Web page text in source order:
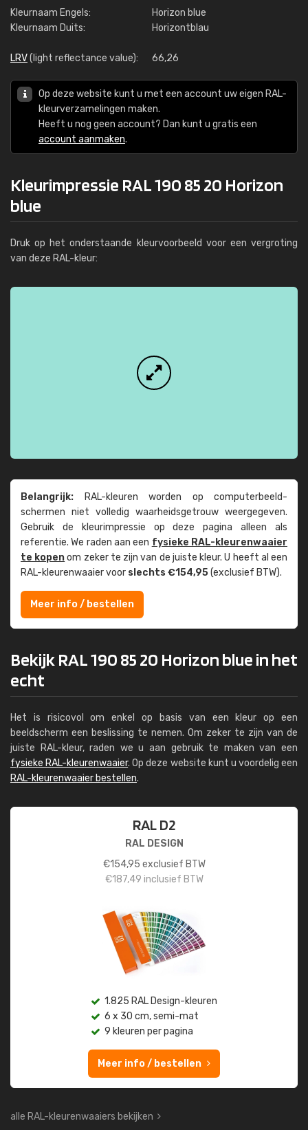
Kleurnaam Engels:
Horizon blue
Kleurnaam Duits:
Horizontblau
LRV(light reflectance value): 66,26
Op deze website kunt u met een account uw eigen RAL-
kleurverzamelingen maken.
Heeft u nog geen account? Dan kunt u gratis een
account aanmaken.
Kleurimpressie RAL 190 85 20 Horizon
blue
Druk op het onderstaande kleurvoorbeeld voor een vergroting
van deze RAL-kleur:
Belangrijk: RAL-kleuren worden op computer­beeld­
schermen niet volledig waarheids­­getrouw weer­gegeven.
Gebruik de kleur­impressie op deze pagina alleen als
referentie. We raden aan een fysieke RAL-kleuren­waaier
te kopenom zeker te zijn van de juiste kleur. U heeft al een
RAL-kleuren­waaier voor slechts €154,95(exclusief BTW).
Meer info / bestellen
Bekijk RAL 190 85 20 Horizon blue in het
echt
Het is risicovol om enkel op basis van een kleur op een
beeldscherm een beslissing te nemen. Om zeker te zijn van de
juiste RAL-kleur, raden we u aan gebruik te maken van een
fysieke RAL-kleurenwaaier. Op deze website kunt u voordelig een
RAL-kleurenwaaier bestellen.
RAL D2
RAL DESIGN
€154,95 exclusief BTW
€187,49 inclusief BTW
1.825 RAL Design-kleuren
6 x 30 cm, semi-mat
9 kleuren per pagina
Meer info / bestellen
alle RAL-kleurenwaaiers bekijken